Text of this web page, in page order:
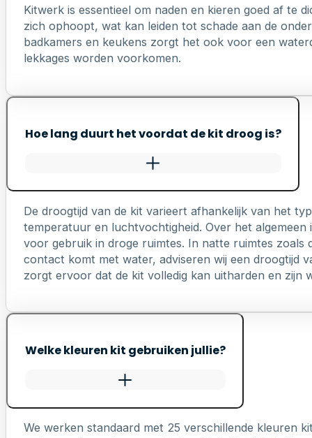
Kitwerk is essentieel om naden en kieren goed af te
zich ophoopt, wat kan leiden tot schade aan de
badkamers en keukens zorgt het ook voor een
lekkages worden voorkomen.
Hoe lang duurt het voordat de kit droog is?
De droogtijd van de kit varieert afhankelijk van het
temperatuur en luchtvochtigheid. Over het
voor gebruik in droge ruimtes. In natte ruimtes zoals
contact komt met water, adviseren wij een droogtijd
zorgt ervoor dat de kit volledig kan uitharden en zijn
Welke kleuren kit gebruiken jullie?
We werken standaard met 25 verschillende kleuren